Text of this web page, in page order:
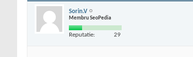
Sorin.V
Membru SeoPedia
Reputatie: 29